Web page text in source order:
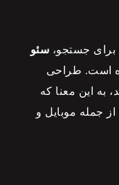
برای جستجو، سئو
است. طراحی
به این معنا که
جمله موبایل و